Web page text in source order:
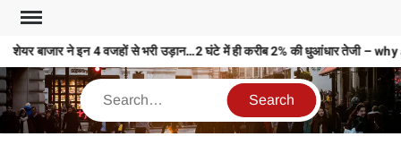
शेयर बाजार ने इन 4 वजहों से भरी उड़ान…2 घंटे में ही करीब 2% की धुआंधार